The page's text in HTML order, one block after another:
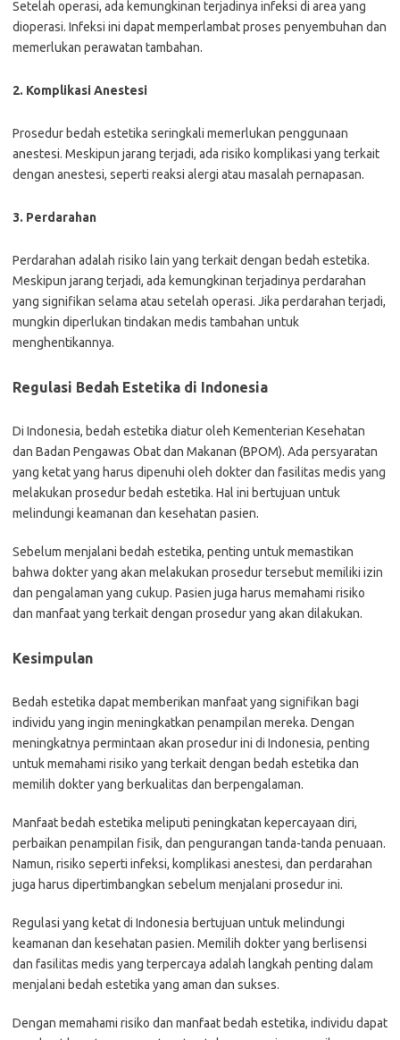
Setelah operasi, ada kemungkinan terjadinya infeksi di area yang
dioperasi. Infeksi ini dapat memperlambat proses penyembuhan dan
memerlukan perawatan tambahan.
2. Komplikasi Anestesi
Prosedur bedah estetika seringkali memerlukan penggunaan
anestesi. Meskipun jarang terjadi, ada risiko komplikasi yang terkait
dengan anestesi, seperti reaksi alergi atau masalah pernapasan.
3. Perdarahan
Perdarahan adalah risiko lain yang terkait dengan bedah estetika.
Meskipun jarang terjadi, ada kemungkinan terjadinya perdarahan
yang signifikan selama atau setelah operasi. Jika perdarahan terjadi,
mungkin diperlukan tindakan medis tambahan untuk
menghentikannya.
Regulasi Bedah Estetika di Indonesia
Di Indonesia, bedah estetika diatur oleh Kementerian Kesehatan
dan Badan Pengawas Obat dan Makanan (BPOM). Ada persyaratan
yang ketat yang harus dipenuhi oleh dokter dan fasilitas medis yang
melakukan prosedur bedah estetika. Hal ini bertujuan untuk
melindungi keamanan dan kesehatan pasien.
Sebelum menjalani bedah estetika, penting untuk memastikan
bahwa dokter yang akan melakukan prosedur tersebut memiliki izin
dan pengalaman yang cukup. Pasien juga harus memahami risiko
dan manfaat yang terkait dengan prosedur yang akan dilakukan.
Kesimpulan
Bedah estetika dapat memberikan manfaat yang signifikan bagi
individu yang ingin meningkatkan penampilan mereka. Dengan
meningkatnya permintaan akan prosedur ini di Indonesia, penting
untuk memahami risiko yang terkait dengan bedah estetika dan
memilih dokter yang berkualitas dan berpengalaman.
Manfaat bedah estetika meliputi peningkatan kepercayaan diri,
perbaikan penampilan fisik, dan pengurangan tanda-tanda penuaan.
Namun, risiko seperti infeksi, komplikasi anestesi, dan perdarahan
juga harus dipertimbangkan sebelum menjalani prosedur ini.
Regulasi yang ketat di Indonesia bertujuan untuk melindungi
keamanan dan kesehatan pasien. Memilih dokter yang berlisensi
dan fasilitas medis yang terpercaya adalah langkah penting dalam
menjalani bedah estetika yang aman dan sukses.
Dengan memahami risiko dan manfaat bedah estetika, individu dapat